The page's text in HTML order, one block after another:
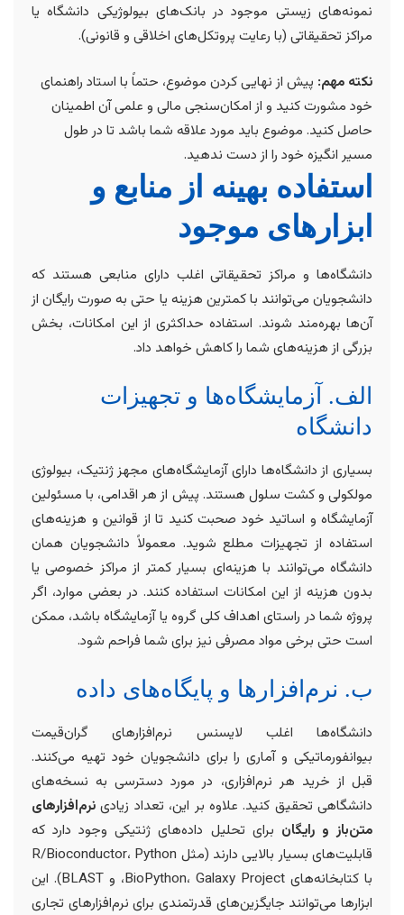
نمونه‌های زیستی موجود در بانک‌های بیولوژیکی دانشگاه یا
مراکز تحقیقاتی (با رعایت پروتکل‌های اخلاقی و قانونی).
نکته مهم: پیش از نهایی کردن موضوع، حتماً با استاد راهنمای
خود مشورت کنید و از امکان‌سنجی مالی و علمی آن اطمینان
حاصل کنید. موضوع باید مورد علاقه شما باشد تا در طول
مسیر انگیزه خود را از دست ندهید.
استفاده بهینه از منابع و
ابزارهای موجود
دانشگاه‌ها و مراکز تحقیقاتی اغلب دارای منابعی هستند که
دانشجویان می‌توانند با کمترین هزینه یا حتی به صورت رایگان از
آن‌ها بهره‌مند شوند. استفاده حداکثری از این امکانات، بخش
بزرگی از هزینه‌های شما را کاهش خواهد داد.
الف. آزمایشگاه‌ها و تجهیزات
دانشگاه
بسیاری از دانشگاه‌ها دارای آزمایشگاه‌های مجهز ژنتیک، بیولوژی
مولکولی و کشت سلول هستند. پیش از هر اقدامی، با مسئولین
آزمایشگاه و اساتید خود صحبت کنید تا از قوانین و هزینه‌های
استفاده از تجهیزات مطلع شوید. معمولاً دانشجویان همان
دانشگاه می‌توانند با هزینه‌ای بسیار کمتر از مراکز خصوصی یا
بدون هزینه از این امکانات استفاده کنند. در بعضی موارد، اگر
پروژه شما در راستای اهداف کلی گروه یا آزمایشگاه باشد، ممکن
است حتی برخی مواد مصرفی نیز برای شما فراحم شود.
ب. نرم‌افزارها و پایگاه‌های داده
دانشگاه‌ها اغلب لایسنس نرم‌افزارهای گران‌قیمت
بیوانفورماتیکی و آماری را برای دانشجویان خود تهیه می‌کنند.
قبل از خرید هر نرم‌افزاری، در مورد دسترسی به نسخه‌های
دانشگاهی تحقیق کنید. علاوه بر این، تعداد زیادی نرم‌افزارهای
متن‌باز و رایگان برای تحلیل داده‌های ژنتیکی وجود دارد که
قابلیت‌های بسیار بالایی دارند (مثل R/Bioconductor، Python
با کتابخانه‌های BioPython، Galaxy Project، و BLAST). این
ابزارها می‌توانند جایگزین‌های قدرتمندی برای نرم‌افزارهای تجاری